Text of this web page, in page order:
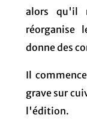
alors qu'il
donne des
Il
grave sur
l'édition.